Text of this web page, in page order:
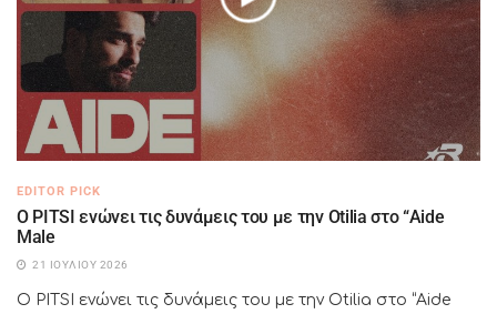
EDITOR PICK
Ο PITSI ενώνει τις δυνάμεις του με την Otilia στο “Aide
Male
21 ΙΟΥΛΊΟΥ 2026
Ο PITSI ενώνει τις δυνάμεις του με την Otilia στο “Aide